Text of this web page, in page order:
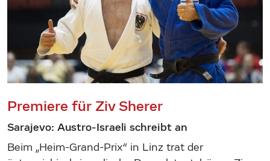
Premiere für Ziv Sherer
Sarajevo: Austro-Israeli schreibt an
Beim „Heim-Grand-Prix“ in Linz trat der